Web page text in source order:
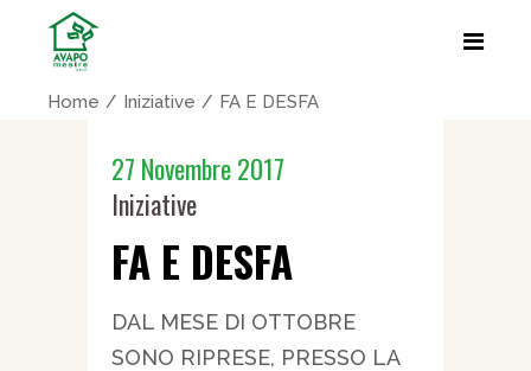
Home Iniziative FA E DESFA
27 Novembre 2017
Iniziative
FA E DESFA
DAL MESE DI OTTOBRE
SONO RIPRESE, PRESSO LA